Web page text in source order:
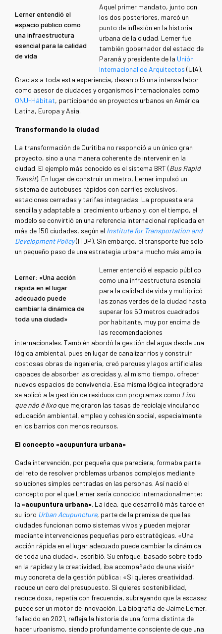
Lerner entendió el
espacio público como
una infraestructura
esencial para la calidad
de vida
Aquel primer mandato, junto con
los dos posteriores, marcó un
punto de inflexión en la historia
urbana de la ciudad. Lerner fue
también gobernador del estado de
Paraná y presidente de la Unión
Internacional de Arquitectos (UIA).
Gracias a toda esta experiencia, desarrolló una intensa labor
como asesor de ciudades y organismos internacionales como
ONU-Hábitat, participando en proyectos urbanos en América
Latina, Europa y Asia.
Transformando la ciudad
La transformación de Curitiba no respondió a un único gran
proyecto, sino a una manera coherente de intervenir en la
ciudad. El ejemplo más conocido es el sistema BRT (Bus Rapid
Transit). En lugar de construir un metro, Lerner impulsó un
sistema de autobuses rápidos con carriles exclusivos,
estaciones cerradas y tarifas integradas. La propuesta era
sencilla y adaptable al crecimiento urbano y, con el tiempo, el
modelo se convirtió en una referencia internacional replicada en
más de 150 ciudades, según el Institute for Transportation and
Development Policy(ITDP). Sin embargo, el transporte fue solo
un pequeño paso de una estrategia urbana mucho más amplia.
Lerner: «Una acción
rápida en el lugar
adecuado puede
cambiar la dinámica de
toda una ciudad»
Lerner entendió el espacio público
como una infraestructura esencial
para la calidad de vida y multiplicó
las zonas verdes de la ciudad hasta
superar los 50 metros cuadrados
por habitante, muy por encima de
las recomendaciones
internacionales. También abordó la gestión del agua desde una
lógica ambiental, pues en lugar de canalizar ríos y construir
costosas obras de ingeniería, creó parques y lagos artificiales
capaces de absorber las crecidas y, al mismo tiempo, ofrecer
nuevos espacios de convivencia. Esa misma lógica integradora
se aplicó a la gestión de residuos con programas como Lixo
que não é lixo que mejoraron las tasas de reciclaje vinculando
educación ambiental, empleo y cohesión social, especialmente
en los barrios con menos recursos.
El concepto «acupuntura urbana»
Cada intervención, por pequeña que pareciera, formaba parte
del reto de resolver problemas urbanos complejos mediante
soluciones simples centradas en las personas. Así nació el
concepto por el que Lerner sería conocido internacionalmente:
la «acupuntura urbana». La idea, que desarrolló más tarde en
su libro Urban Acupuncture, parte de la premisa de que las
ciudades funcionan como sistemas vivos y pueden mejorar
mediante intervenciones pequeñas pero estratégicas. «Una
acción rápida en el lugar adecuado puede cambiar la dinámica
de toda una ciudad», escribió. Su enfoque, basado sobre todo
en la rapidez y la creatividad, iba acompañado de una visión
muy concreta de la gestión pública: «Si quieres creatividad,
reduce un cero del presupuesto. Si quieres sostenibilidad,
reduce dos», repetía con frecuencia, subrayando que la escasez
puede ser un motor de innovación. La biografía de Jaime Lerner,
fallecido en 2021, refleja la historia de una forma distinta de
hacer urbanismo, siendo profundamente consciente de que una